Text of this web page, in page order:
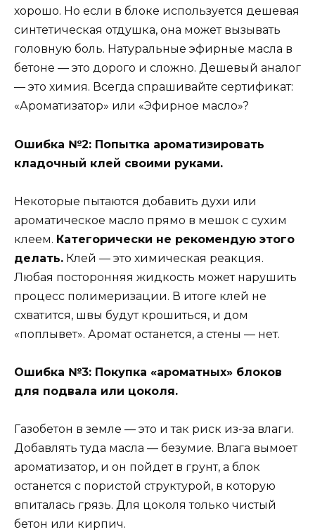
хорошо. Но если в блоке используется дешевая
синтетическая отдушка, она может вызывать
головную боль. Натуральные эфирные масла в
бетоне — это дорого и сложно. Дешевый аналог
— это химия. Всегда спрашивайте сертификат:
«Ароматизатор» или «Эфирное масло»?
Ошибка №2: Попытка ароматизировать
кладочный клей своими руками.
Некоторые пытаются добавить духи или
ароматическое масло прямо в мешок с сухим
клеем. Категорически не рекомендую этого
делать. Клей — это химическая реакция.
Любая посторонняя жидкость может нарушить
процесс полимеризации. В итоге клей не
схватится, швы будут крошиться, и дом
«поплывет». Аромат останется, а стены — нет.
Ошибка №3: Покупка «ароматных» блоков
для подвала или цоколя.
Газобетон в земле — это и так риск из-за влаги.
Добавлять туда масла — безумие. Влага вымоет
ароматизатор, и он пойдет в грунт, а блок
останется с пористой структурой, в которую
впиталась грязь. Для цоколя только чистый
бетон или кирпич.